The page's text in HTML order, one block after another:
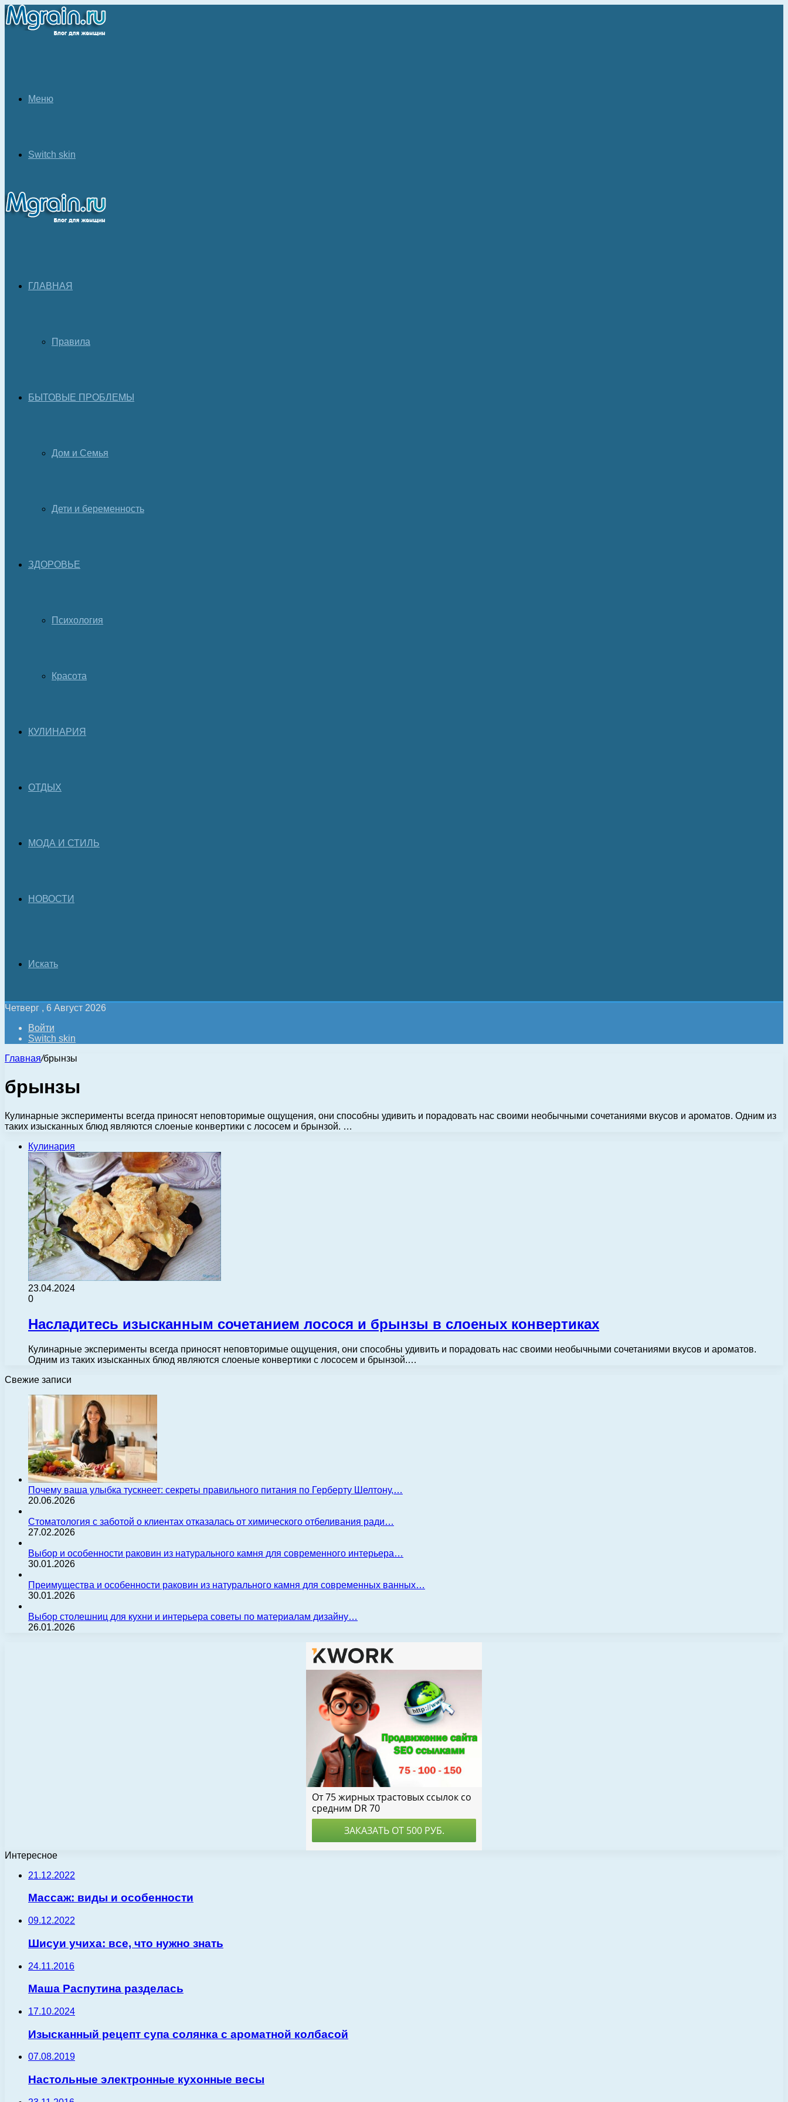
Меню
Switch skin
ГЛАВНАЯ
Правила
БЫТОВЫЕ ПРОБЛЕМЫ
Дом и Семья
Дети и беременность
ЗДОРОВЬЕ
Психология
Красота
КУЛИНАРИЯ
ОТДЫХ
МОДА И СТИЛЬ
НОВОСТИ
Искать
Четверг , 6 Август 2026
Войти
Switch skin
Главная/брынзы
брынзы
Кулинарные эксперименты всегда приносят неповторимые ощущения, они способны удивить и порадовать нас своими необычными сочетаниями вкусов и ароматов. Одним из
таких изысканных блюд являются слоеные конвертики с лососем и брынзой. …
Кулинария
23.04.2024
0
Насладитесь изысканным сочетанием лосося и брынзы в слоеных конвертиках
Кулинарные эксперименты всегда приносят неповторимые ощущения, они способны удивить и порадовать нас своими необычными сочетаниями вкусов и ароматов.
Одним из таких изысканных блюд являются слоеные конвертики с лососем и брынзой.…
Свежие записи
Почему ваша улыбка тускнеет: секреты правильного питания по Герберту Шелтону,…
20.06.2026
Стоматология с заботой о клиентах отказалась от химического отбеливания ради…
27.02.2026
Выбор и особенности раковин из натурального камня для современного интерьера…
30.01.2026
Преимущества и особенности раковин из натурального камня для современных ванных…
30.01.2026
Выбор столешниц для кухни и интерьера советы по материалам дизайну…
26.01.2026
Интересное
21.12.2022
Массаж: виды и особенности
09.12.2022
Шисуи учиха: все, что нужно знать
24.11.2016
Маша Распутина разделась
17.10.2024
Изысканный рецепт супа солянка с ароматной колбасой
07.08.2019
Настольные электронные кухонные весы